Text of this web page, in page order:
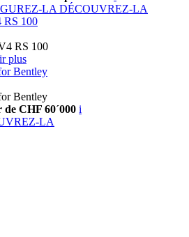
LA DÉCOUVREZ-LA
RS 100
RS 100
plus
Bentley
Bentley
CHF 60´000 i
LA